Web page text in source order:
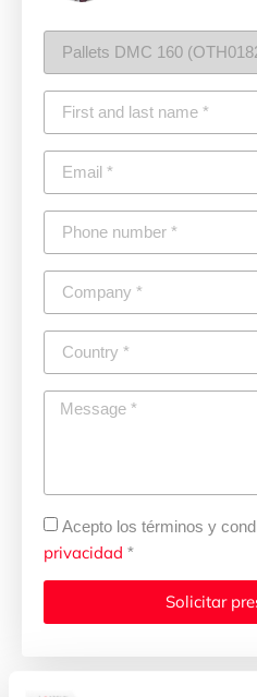
Acepto los términos y
privacidad *
Solicitar